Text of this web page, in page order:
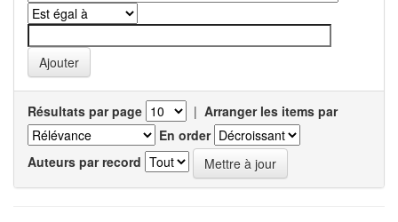
Résultats par page | Arranger les items par
En order
Auteurs par record